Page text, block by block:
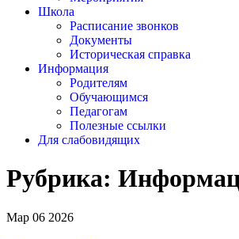
Школа
Расписание звонков
Документы
Историческая справка
Информация
Родителям
Обучающимся
Педагогам
Полезные ссылки
Для слабовидящих
Рубрика:
Мар 06 2026